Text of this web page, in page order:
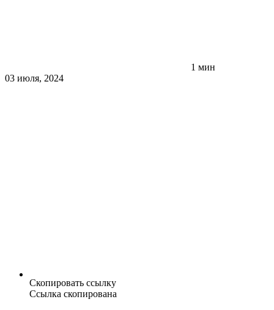
1 мин
03 июля, 2024
Скопировать ссылку
Ссылка скопирована